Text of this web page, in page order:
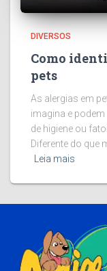
DIVERSOS
Como
pets
As alergias em
imagina e
de higiene ou
Diferente do que
Leia mais